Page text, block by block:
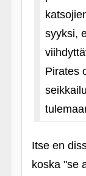
syyksi,
Pirates
Itse en
koska "se